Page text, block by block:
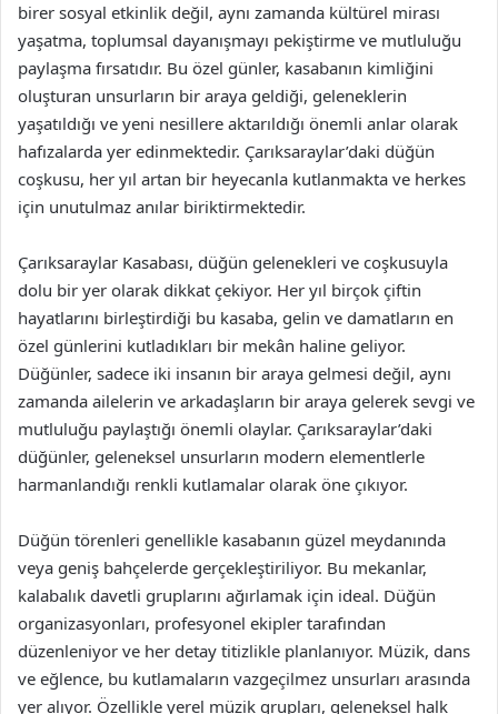
birer sosyal etkinlik değil, aynı zamanda kültürel mirası
yaşatma, toplumsal dayanışmayı pekiştirme ve mutluluğu
paylaşma fırsatıdır. Bu özel günler, kasabanın kimliğini
oluşturan unsurların bir araya geldiği, geleneklerin
yaşatıldığı ve yeni nesillere aktarıldığı önemli anlar olarak
hafızalarda yer edinmektedir. Çarıksaraylar’daki düğün
coşkusu, her yıl artan bir heyecanla kutlanmakta ve herkes
için unutulmaz anılar biriktirmektedir.
Çarıksaraylar Kasabası, düğün gelenekleri ve coşkusuyla
dolu bir yer olarak dikkat çekiyor. Her yıl birçok çiftin
hayatlarını birleştirdiği bu kasaba, gelin ve damatların en
özel günlerini kutladıkları bir mekân haline geliyor.
Düğünler, sadece iki insanın bir araya gelmesi değil, aynı
zamanda ailelerin ve arkadaşların bir araya gelerek sevgi ve
mutluluğu paylaştığı önemli olaylar. Çarıksaraylar’daki
düğünler, geleneksel unsurların modern elementlerle
harmanlandığı renkli kutlamalar olarak öne çıkıyor.
Düğün törenleri genellikle kasabanın güzel meydanında
veya geniş bahçelerde gerçekleştiriliyor. Bu mekanlar,
kalabalık davetli gruplarını ağırlamak için ideal. Düğün
organizasyonları, profesyonel ekipler tarafından
düzenleniyor ve her detay titizlikle planlanıyor. Müzik, dans
ve eğlence, bu kutlamaların vazgeçilmez unsurları arasında
yer alıyor. Özellikle yerel müzik grupları, geleneksel halk